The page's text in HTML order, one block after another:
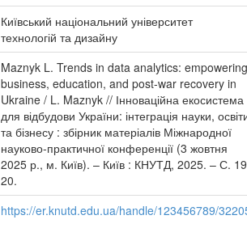
Київський національний університет
технологій та дизайну
Maznyk L. Trends in data analytics: empowering
business, education, and post-war recovery in
Ukraine / L. Maznyk // Інноваційна екосистема
для відбудови України: інтеграція науки,
та бізнесу : збірник матеріалів Міжнародної
науково-практичної конференції (3 жовтня
2025 р., м. Київ). – Київ : КНУТД, 2025. – С.
20.
https://er.knutd.edu.ua/handle/123456789/